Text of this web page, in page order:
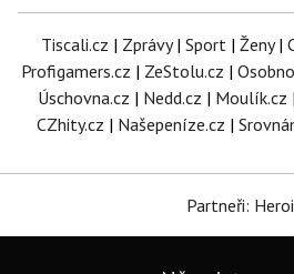
Tiscali.cz | Zprávy| Sport | Ženy|
Profigamers.cz | ZeStolu.cz |
Úschovna.cz | Nedd.cz | Moulík.cz |
CZhity.cz | Našepeníze.cz |
Partneři: